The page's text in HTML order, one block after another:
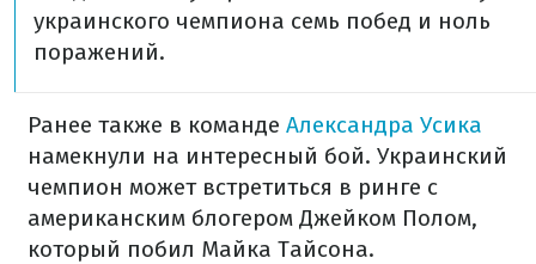
украинского чемпиона семь побед и ноль
поражений.
Ранее также в команде Александра Усика
намекнули на интересный бой. Украинский
чемпион может встретиться в ринге с
американским блогером Джейком Полом,
который побил Майка Тайсона.